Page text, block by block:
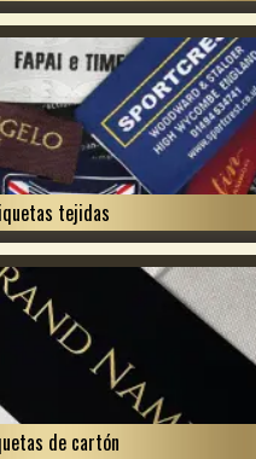
tejidas
de cartón